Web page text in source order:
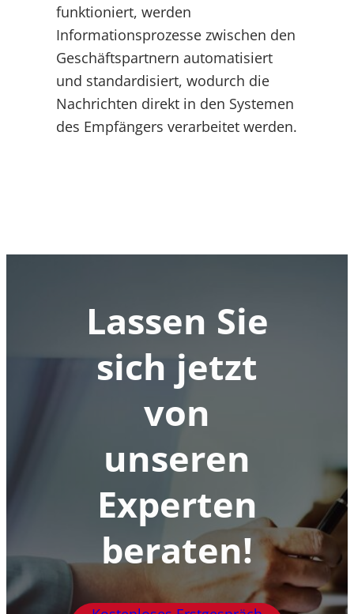
funktioniert, werden
Informationsprozesse zwischen den
Geschäftspartnern automatisiert
und standardisiert, wodurch die
Nachrichten direkt in den Systemen
des Empfängers verarbeitet werden.
Lassen Sie
sich jetzt
von
unseren
Experten
beraten!